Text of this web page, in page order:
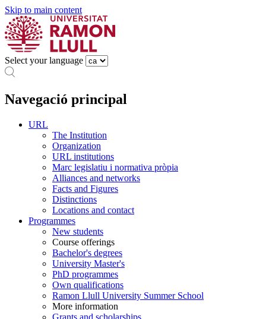
Skip to main content
Select your language
Navegació principal
URL
The Institution
Organization
URL institutions
Marc legislatiu i normativa pròpia
Alliances and networks
Facts and Figures
Distinctions
Locations and contact
Programmes
New students
Course offerings
Bachelor's degrees
University Master's
PhD programmes
Own qualifications
Ramon Llull University Summer School
More information
Grants and scholarships